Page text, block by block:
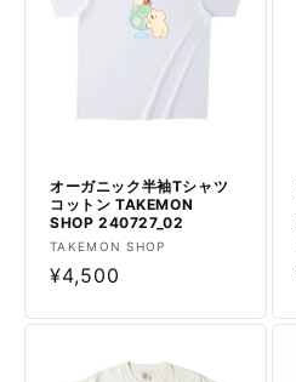
オーガニック半袖Tシャツ
コットン TAKEMON
SHOP 240727_02
販
売
TAKEMON SHOP
通
¥4,500